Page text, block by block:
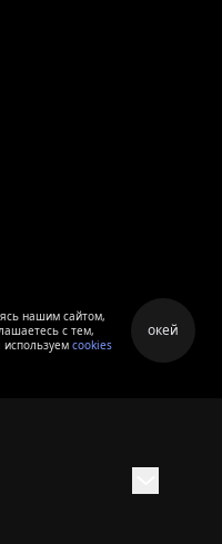
нашим сайтом,
с тем,
cookies
окей